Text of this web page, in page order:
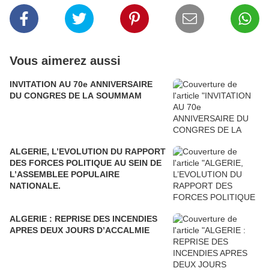
Vous aimerez aussi
INVITATION AU 70e ANNIVERSAIRE
DU CONGRES DE LA SOUMMAM
ALGERIE, L’EVOLUTION DU RAPPORT
DES FORCES POLITIQUE AU SEIN DE
L’ASSEMBLEE POPULAIRE
NATIONALE.
ALGERIE : REPRISE DES INCENDIES
APRES DEUX JOURS D’ACCALMIE